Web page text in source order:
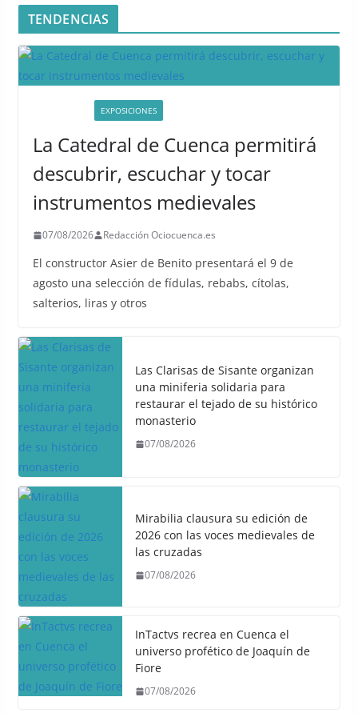
TENDENCIAS
EXPOSICIONES
La Catedral de Cuenca permitirá
descubrir, escuchar y tocar
instrumentos medievales
07/08/2026 Redacción Ociocuenca.es
El constructor Asier de Benito presentará el 9 de
agosto una selección de fídulas, rebabs, cítolas,
salterios, liras y otros
Las Clarisas de Sisante organizan
una miniferia solidaria para
restaurar el tejado de su histórico
monasterio
07/08/2026
Mirabilia clausura su edición de
2026 con las voces medievales de
las cruzadas
07/08/2026
InTactvs recrea en Cuenca el
universo profético de Joaquín de
Fiore
07/08/2026